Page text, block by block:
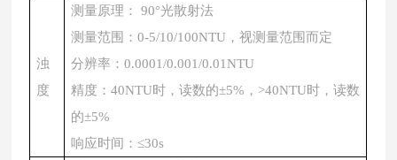
浊
度
测量原理：
90°光散射法
测量范围：0-5/10/100NTU，视测量范围而定
分辨率：0.0001/0.001/0.01NTU
精度：40NTU时，读数的±5% ， >40NTU时，读数
的±5%
响应时间 ： ≤30s